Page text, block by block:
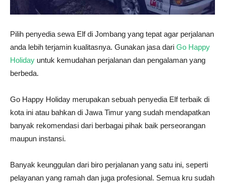
Pilih penyedia sewa Elf di Jombang yang tepat agar perjalanan
anda lebih terjamin kualitasnya. Gunakan jasa dari Go Happy
Holiday untuk kemudahan perjalanan dan pengalaman yang
berbeda.
Go Happy Holiday merupakan sebuah penyedia Elf terbaik di
kota ini atau bahkan di Jawa Timur yang sudah mendapatkan
banyak rekomendasi dari berbagai pihak baik perseorangan
maupun instansi.
Banyak keunggulan dari biro perjalanan yang satu ini, seperti
pelayanan yang ramah dan juga profesional. Semua kru sudah